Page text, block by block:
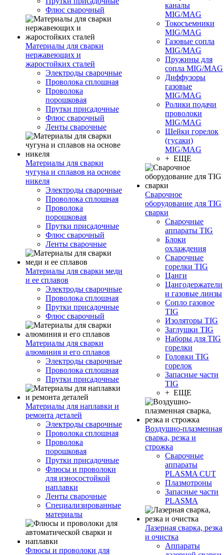
Флюс сварочный
Материалы для сварки
нержавеющих и
жаростойких сталей
Электроды сварочные
Проволока сплошная
Проволока
порошковая
Прутки присадочные
Флюс сварочный
Ленты сварочные
Материалы для сварки
чугуна и сплавов на основе
никеля
Электроды сварочные
Проволока сплошная
Проволока
порошковая
Прутки присадочные
Флюс сварочный
Ленты сварочные
Материалы для сварки меди
и ее сплавов
Электроды сварочные
Проволока сплошная
Прутки присадочные
Флюс сварочный
Материалы для сварки
алюминия и его сплавов
Электроды сварочные
Проволока сплошная
Прутки присадочные
Материалы для наплавки и
ремонта деталей
Электроды сварочные
Проволока сплошная
Проволока
порошковая
Прутки присадочные
Флюсы и проволоки
для износостойкой
наплавки
Ленты сварочные
Специализированные
материалы
Флюсы и проволоки для
каналы
MIG/MAG
Токосъемники
MIG/MAG
Газовые сопла
MIG/MAG
Пружины для
сопла MIG/MAG
Диффузоры
газовые
MIG/MAG
Ролики подачи
проволоки
MIG/MAG
Шейки горелок
(гусаки)
MIG/MAG
+ ЕЩЕ
Сварочное
оборудование для TIG
сварки
Сварочные
аппараты TIG
Блоки
охлаждения
Сварочные
горелки TIG
Цанги
Цангодержатели
и газовые линзы
Сопло газовое
TIG
Изоляторы TIG
Заглушки TIG
Наборы для TIG
горелки
Головки TIG
горелок
Запасные части
TIG
+ ЕЩЕ
Воздушно-плазменная
сварка, резка и
строжка
Сварочные
аппараты
PLASMA CUT
Плазмотроны
Запасные части
PLASMA
Лазерная сварка, резка
и очистка
Аппараты